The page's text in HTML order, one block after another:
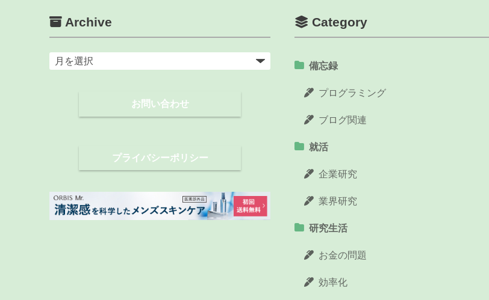
Archive
ア
お問い合わせ
プライバシーポリシー
Category
備忘録
プログラミング
ブログ関連
就活
企業研究
業界研究
研究生活
お金の問題
効率化